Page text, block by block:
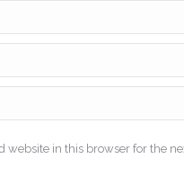
website in this browser for the